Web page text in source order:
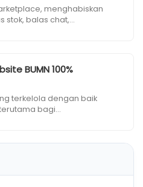
menghabiskan
stok, balas chat,...
BUMN 100%
terkelola dengan baik
bagi...